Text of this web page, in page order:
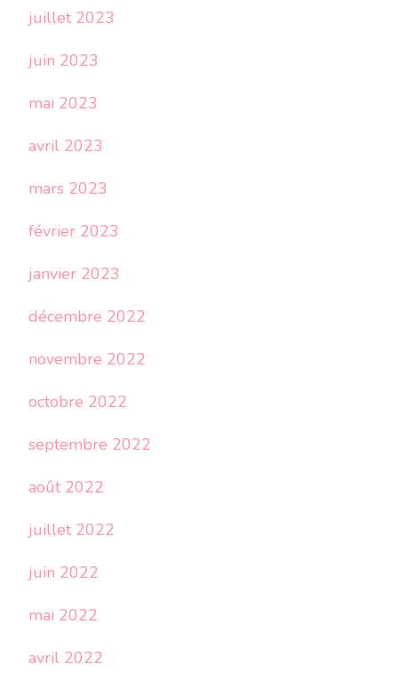
juillet 2023
juin 2023
mai 2023
avril 2023
mars 2023
février 2023
janvier 2023
décembre 2022
novembre 2022
octobre 2022
septembre 2022
août 2022
juillet 2022
juin 2022
mai 2022
avril 2022